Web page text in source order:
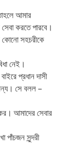
আমার
করতে পারবে।
কোনো সহচরীকে
নেই।
প্রধান দাসী
সে বলল –
আমাদের সেবার
পাঁচজন সুন্দরী